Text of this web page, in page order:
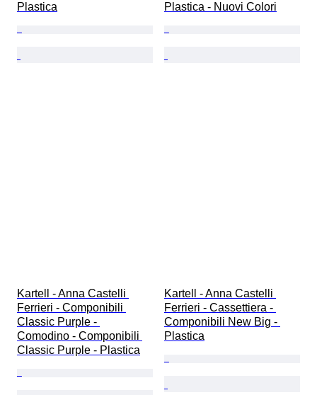
Plastica
Plastica - Nuovi Colori
Kartell - Anna Castelli
Ferrieri - Componibili
Classic Purple -
Comodino - Componibili
Classic Purple - Plastica
Kartell - Anna Castelli
Ferrieri - Cassettiera -
Componibili New Big -
Plastica